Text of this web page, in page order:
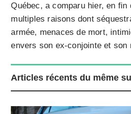
Québec, a comparu hier, en fin
multiples raisons dont
armée, menaces de mort,
envers son ex-conjointe et son
Articles récents du même